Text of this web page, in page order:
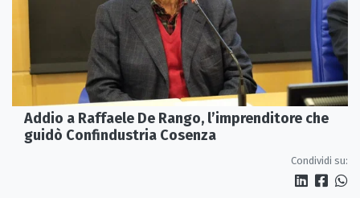
Addio a Raffaele De Rango, l’imprenditore che
guidò Confindustria Cosenza
Condividi su: